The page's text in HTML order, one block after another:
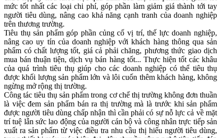
mức tốt nhất các loại chi phí, góp phần làm giảm giá thành tới tay
người tiêu dùng, nâng cao khả năng cạnh tranh của doanh nghiệp
trên thương trường.
Tiêu thụ sản phẩm góp phần củng cố vị trí, thế lực doanh nghiệp,
nâng cao uy tín của doanh nghiệp với khách hàng thông qua sản
phẩm có chất lượng tốt, giá cả phải chăng, phương thức giao dịch
mua bán thuận tiện, dịch vụ bán hàng tốt... Thực hiện tốt các khâu
của quá trình tiêu thụ giúp cho các doanh nghiệp có thể tiêu thụ
được khối lượng sản phẩm lớn và lôi cuốn thêm khách hàng, không
ngừng mở rộng thị trường.
Công tác tiêu thụ sản phẩm trong cơ chế thị trường không đơn thuần
là việc đem sản phẩm bán ra thị trường mà là trước khi sản phẩm
được người tiêu dùng chấp nhận thì cần phải có sự nỗ lực cả về mặt
trí tuệ lẫn sức lao động của người cán bộ và công nhân trực tiếp sản
xuất ra sản phẩm từ việc điều tra nhu cầu thị hiếu người tiêu dùng,